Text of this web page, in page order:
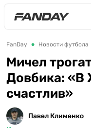
FanDay Новости футбола
Мичел
Довбика: «В
счастлив»
Павел Клименко